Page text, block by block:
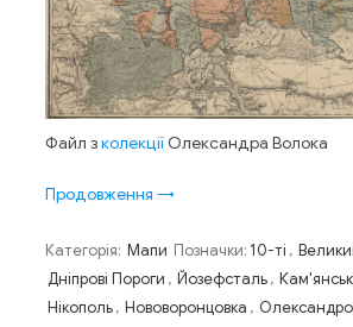
Файл зколекціїОлександра Волока
Продовження →
Категорія: Мапи Позначки: 10-ті ,
Дніпрові Пороги , Йозефсталь,
Нікополь, Нововоронцовка ,